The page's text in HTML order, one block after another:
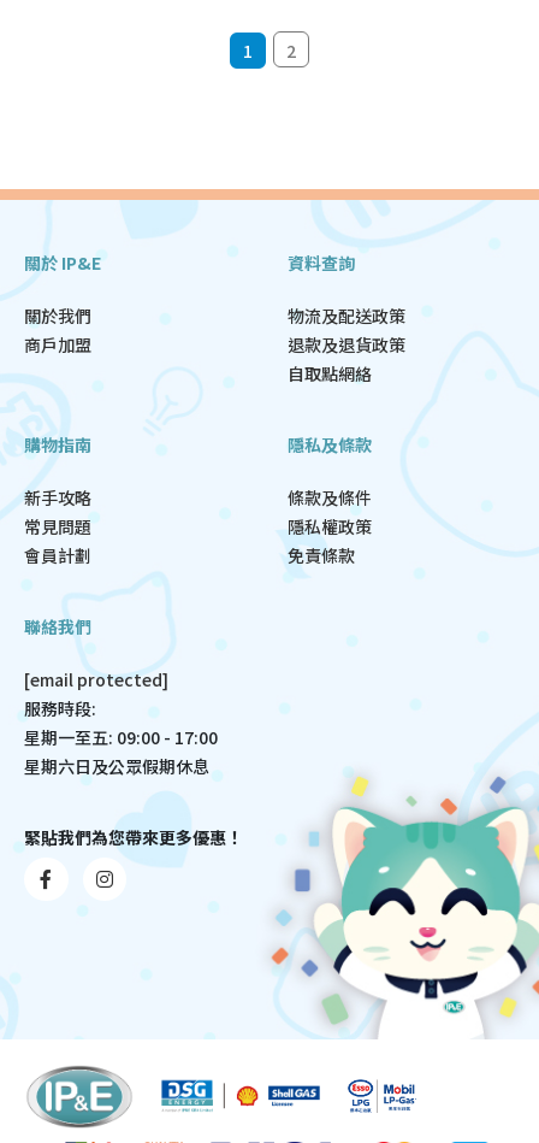
1 2
關於 IP&E
關於我們
商戶加盟
資料查詢
物流及配送政策
退款及退貨政策
自取點網絡
購物指南
新手攻略
常見問題
會員計劃
隱私及條款
條款及條件
隱私權政策
免責條款
聯絡我們
[email protected]
服務時段:
星期一至五: 09:00 - 17:00
星期六日及公眾假期休息
緊貼我們為您帶來更多優惠！